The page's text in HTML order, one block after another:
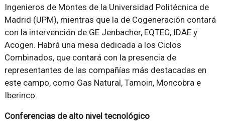
Ingenieros de Montes de la Universidad Politécnica de
Madrid (UPM), mientras que la de Cogeneración contará
con la intervención de GE Jenbacher, EQTEC, IDAE y
Acogen. Habrá una mesa dedicada a los Ciclos
Combinados, que contará con la presencia de
representantes de las compañías más destacadas en
este campo, como Gas Natural, Tamoin, Moncobra e
Iberinco.
Conferencias de alto nivel tecnológico